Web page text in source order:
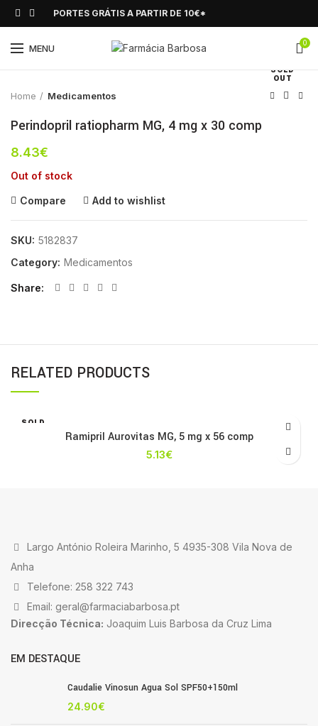
PORTES GRÁTIS A PARTIR DE 10€*
MENU 0
SOLD
OUT
Click to enlarge
Home Medicamentos
Perindopril ratiopharm MG, 4 mg x 30 comp
8.43€
Out of stock
Compare Add to wishlist
SKU: 5182837
Category: Medicamentos
Share
RELATED PRODUCTS
SOLD
Ramipril Aurovitas MG, 5 mg x 56 comp
5.13€
Largo António Roleira Marinho, 5 4935-308 Vila Nova de
Anha
Telefone: 258 322 743
Email: geral@farmaciabarbosa.pt
Direcção Técnica: Joaquim Luis Barbosa da Cruz Lima
EM DESTAQUE
Caudalie Vinosun Agua Sol SPF50+150ml
24.90€